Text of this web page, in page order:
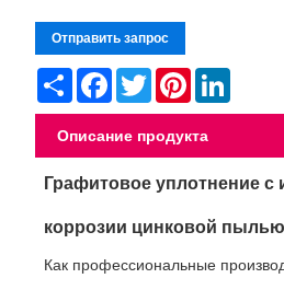
Отправить запрос
Share Facebook
TwitterPinterest
Описание продукта
Графитовое уплотнение с
коррозии цинковой
Как профессиональные